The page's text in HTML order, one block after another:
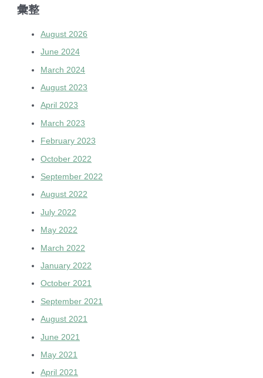
彙整
August 2026
June 2024
March 2024
August 2023
April 2023
March 2023
February 2023
October 2022
September 2022
August 2022
July 2022
May 2022
March 2022
January 2022
October 2021
September 2021
August 2021
June 2021
May 2021
April 2021